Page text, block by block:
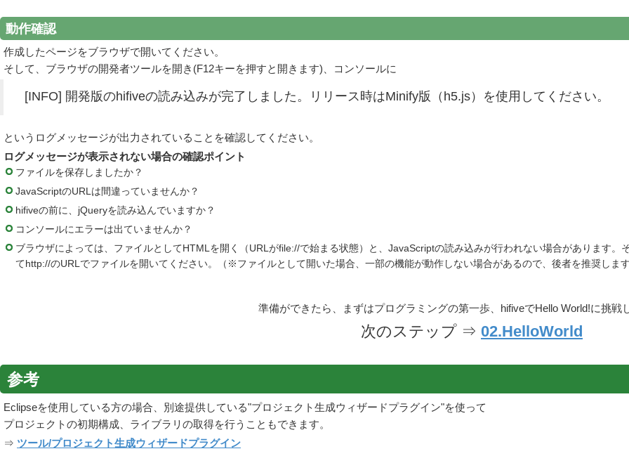
動作確認
作成したページをブラウザで開いてください。
そして、ブラウザの開発者ツールを開き(F12キーを押すと開きます)、コンソールに
[INFO] 開発版のhifiveの読み込みが完了しました。リリース時はMinify版（h5.js）を使用してください。
というログメッセージが出力されていることを確認してください。
ログメッセージが表示されない場合の確認ポイント
ファイルを保存しましたか？
JavaScriptのURLは間違っていませんか？
hifiveの前に、jQueryを読み込んでいますか？
コンソールにエラーは出ていませんか？
ブラウザによっては、ファイルとしてHTMLを開く（URLがfile://で始まる状態）と、JavaScriptの読み込みが行われない場合があります
てhttp://のURLでファイルを開いてください。（※ファイルとして開いた場合、一部の機能が動作しない場合があるので、後者を推奨しま
準備ができたら、まずはプログラミングの第一歩、hifiveでHello World!に挑戦
次のステップ ⇒ 02.HelloWorld
参考
Eclipseを使用している方の場合、別途提供している"プロジェクト生成ウィザードプラグイン"を使って
プロジェクトの初期構成、ライブラリの取得を行うこともできます。
⇒ ツール/プロジェクト生成ウィザードプラグイン